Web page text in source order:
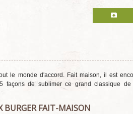
le monde d'accord. Fait maison, il est
façons de sublimer ce grand classique de
BURGER FAIT-MAISON